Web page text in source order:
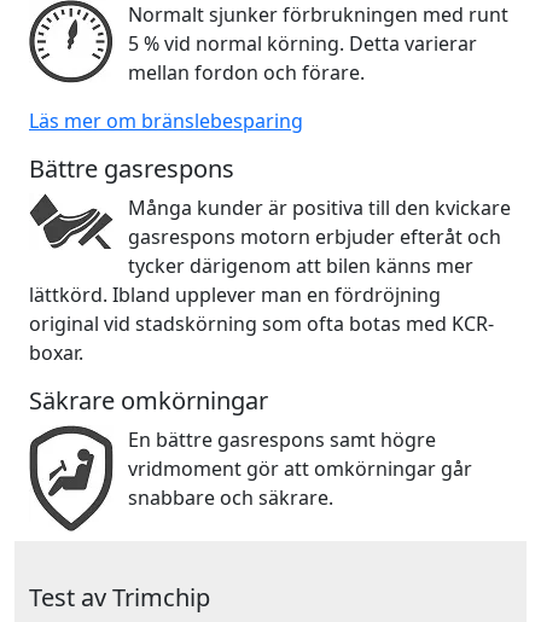
Normalt sjunker förbrukningen med runt
5 % vid normal körning. Detta varierar
mellan fordon och förare.
Läs mer om bränslebesparing
Bättre gasrespons
Många kunder är positiva till den kvickare
gasrespons motorn erbjuder efteråt och
tycker därigenom att bilen känns mer
lättkörd. Ibland upplever man en fördröjning
original vid stadskörning som ofta botas med KCR-
boxar.
Säkrare omkörningar
En bättre gasrespons samt högre
vridmoment gör att omkörningar går
snabbare och säkrare.
Test av Trimchip